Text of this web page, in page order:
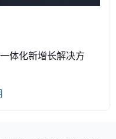
体化新增长解决方